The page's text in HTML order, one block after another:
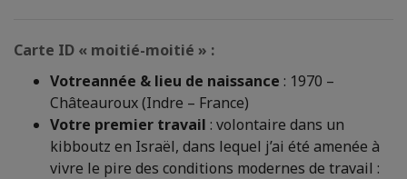
Carte ID « moitié-moitié » :
Votreannée & lieu de naissance : 1970 –
Châteauroux (Indre – France)
Votre premier travail : volontaire dans un
kibboutz en Israël, dans lequel j’ai été amenée à
vivre le pire des conditions modernes de travail :